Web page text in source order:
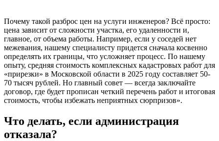
Почему такой разброс цен на услуги инженеров? Всё просто:
цена зависит от сложности участка, его удаленности и,
главное, от объема работы. Например, если у соседей нет
межевания, нашему специалисту придется сначала косвенно
определять их границы, что усложняет процесс. По нашему
опыту, средняя стоимость комплексных кадастровых работ для
«прирезки» в Московской области в 2025 году составляет 50-
70 тысяч рублей. Но главный совет — всегда заключайте
договор, где будет прописан четкий перечень работ и итоговая
стоимость, чтобы избежать неприятных сюрпризов».
Что делать, если администрация
отказала?